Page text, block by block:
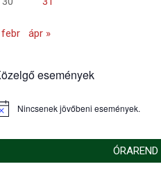
febr ápr »
események
Nincsenek jövőbeni események.
ÓRAREND